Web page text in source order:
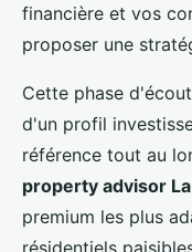
financière et vos
proposer une
Cette phase
d'un profil
référence tout au
property advisor
premium les plus
résidentiels